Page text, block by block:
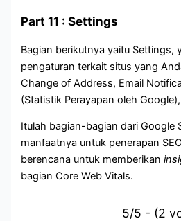
Part 11 : Settings
Bagian berikutnya yaitu Settings,
pengaturan terkait situs yang
Change of Address, Email
(Statistik Perayapan oleh
Itulah bagian-bagian dari Google
manfaatnya untuk penerapan
berencana untuk memberikan
bagian Core Web Vitals.
5/5 - (2